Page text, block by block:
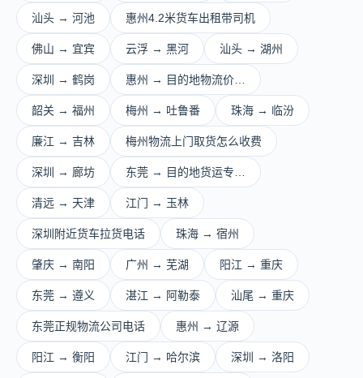
汕头 → 河池 惠州4.2米货车出租带司机
佛山 → 宜宾 云浮 → 黑河 汕头 → 湖州
深圳 → 鹤岗 惠州 → 目的地物流价…
韶关 → 福州 梅州 → 吐鲁番 珠海 → 临汾
廉江 → 吉林 梅州物流上门取货怎么收费
深圳 → 廊坊 东莞 → 目的地货运专…
清远 → 天津 江门 → 玉林
深圳附近货车拉货电话 珠海 → 宿州
肇庆 → 南阳 广州 → 芜湖 阳江 → 重庆
东莞 → 遵义 湛江 → 阿勒泰 汕尾 → 重庆
东莞正规物流公司电话 惠州 → 辽源
阳江 → 衡阳 江门 → 哈尔滨 深圳 → 洛阳